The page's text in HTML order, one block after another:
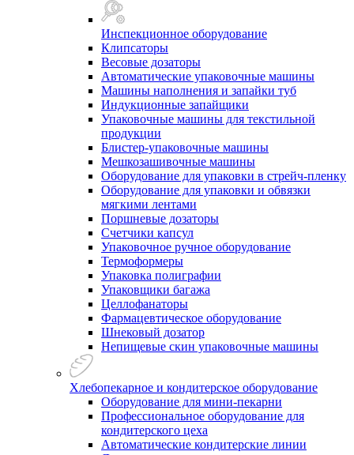
Инспекционное оборудование
Клипсаторы
Весовые дозаторы
Автоматические упаковочные машины
Машины наполнения и запайки туб
Индукционные запайщики
Упаковочные машины для текстильной
продукции
Блистер-упаковочные машины
Мешкозашивочные машины
Оборудование для упаковки в стрейч-пленку
Оборудование для упаковки и обвязки
мягкими лентами
Поршневые дозаторы
Счетчики капсул
Упаковочное ручное оборудование
Термоформеры
Упаковка полиграфии
Упаковщики багажа
Целлофанаторы
Фармацевтическое оборудование
Шнековый дозатор
Непищевые скин упаковочные машины
Хлебопекарное и кондитерское оборудование
Оборудование для мини-пекарни
Профессиональное оборудование для
кондитерского цеха
Автоматические кондитерские линии